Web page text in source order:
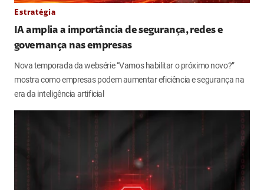
Estratégia
IA amplia a importância de segurança, redes e
governança nas empresas
Nova temporada da websérie “Vamos habilitar o próximo novo?”
mostra como empresas podem aumentar eficiência e segurança na
era da inteligência artificial